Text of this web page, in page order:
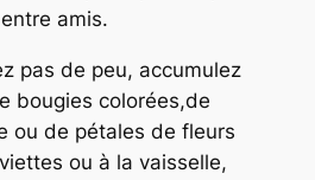
amis.
pas de peu, accumulez
bougies colorées,de
ou de pétales de fleurs
ou à la vaisselle,